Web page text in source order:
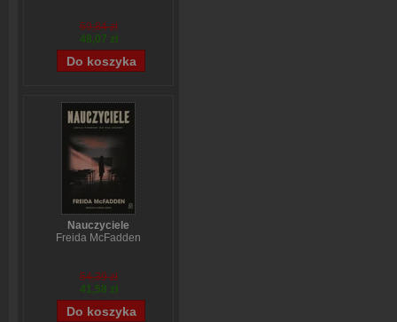
59,84 zł
48,07 zł
Nauczyciele
Freida McFadden
54,39 zł
41,58 zł